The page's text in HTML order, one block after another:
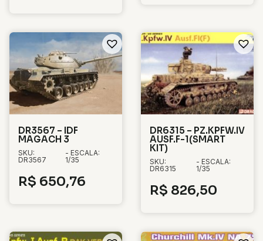
DR3567 – IDF
MAGACH 3
SKU:
DR3567
- ESCALA:
1/35
R$ 650,76
DR6315 – PZ.KPFW.IV
AUSF.F-1(SMART
KIT)
SKU:
DR6315
- ESCALA:
1/35
R$ 826,50